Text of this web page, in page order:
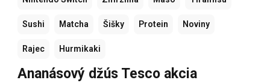
Sushi Matcha Šišky Protein Noviny
Rajec Hurmikaki
Ananásový džús Tesco akcia